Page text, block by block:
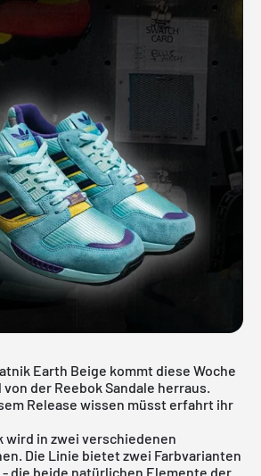
Earth Beige kommt diese Woche
der Reebok Sandale herraus.
Release wissen müsst erfahrt ihr
wird in zwei verschiedenen
Die Linie bietet zwei Farbvarianten
- die beide natürlichen Elemente der